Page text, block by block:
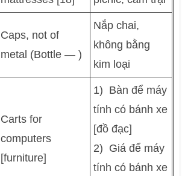
Caps, not of
metal (Bottle — )
Nắp chai,
không bằng
kim loại
Carts for
computers
[furniture]
1) Bàn để máy
tính có bánh xe
[đồ đạc]
2) Giá để máy
tính có bánh xe